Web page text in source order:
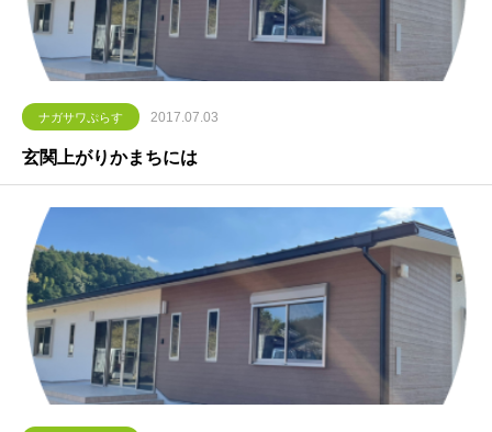
ナガサワぷらす 2017.07.03
玄関上がりかまちには